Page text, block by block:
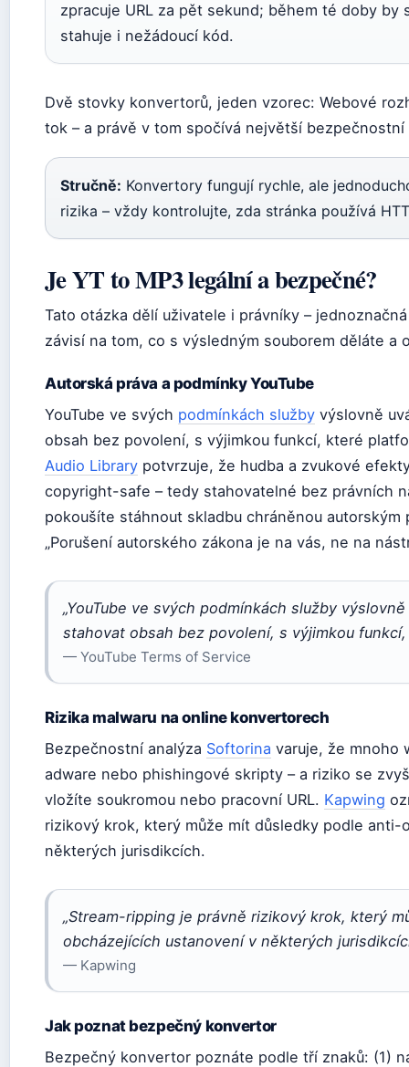
zpracuje URL za pět sekund; během té doby
stahuje i nežádoucí kód.
Dvě stovky konvertorů, jeden vzorec: Webové
tok – a právě v tom spočívá největší bezpečnostní
Stručně: Konvertory fungují rychle, ale
rizika – vždy kontrolujte, zda stránka používá
Je YT to MP3 legální a bezpečné?
Tato otázka dělí uživatele i právníky –
závisí na tom, co s výsledným souborem děláte a
Autorská práva a podmínky YouTube
YouTube ve svých podmínkách služby výslovně
obsah bez povolení, s výjimkou funkcí, které
Audio Library potvrzuje, že hudba a zvukové
copyright-safe – tedy stahovatelné bez právních
pokoušíte stáhnout skladbu chráněnou autorským
„Porušení autorského zákona je na vás, ne na
„YouTube ve svých podmínkách služby
stahovat obsah bez povolení, s výjimkou
— YouTube Terms of Service
Rizika malwaru na online konvertorech
Bezpečnostní analýza Softorina varuje, že mnoho
adware nebo phishingové skripty – a riziko se
vložíte soukromou nebo pracovní URL. Kapwing
rizikový krok, který může mít důsledky podle anti-
některých jurisdikcích.
„Stream-ripping je právně rizikový krok, který
obcházejících ustanovení v některých
— Kapwing
Jak poznat bezpečný konvertor
Bezpečný konvertor poznáte podle tří znaků: (1)